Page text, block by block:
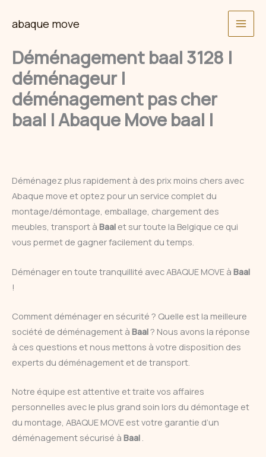
abaque move
Déménagement baal 3128 |
déménageur |
déménagement pas cher
baal | Abaque Move baal |
Déménagez plus rapidement à des prix moins chers avec
Abaque move et optez pour un service complet du
montage/démontage, emballage, chargement des
meubles, transport à Baal et sur toute la Belgique ce qui
vous permet de gagner facilement du temps.
Déménager en toute tranquillité avec ABAQUE MOVE à Baal
!
Comment déménager en sécurité ? Quelle est la meilleure
société de déménagement à Baal? Nous avons la réponse
à ces questions et nous mettons à votre disposition des
experts du déménagement et de transport.
Notre équipe est attentive et traite vos affaires
personnelles avec le plus grand soin lors du démontage et
du montage, ABAQUE MOVE est votre garantie d’un
déménagement sécurisé à Baal .